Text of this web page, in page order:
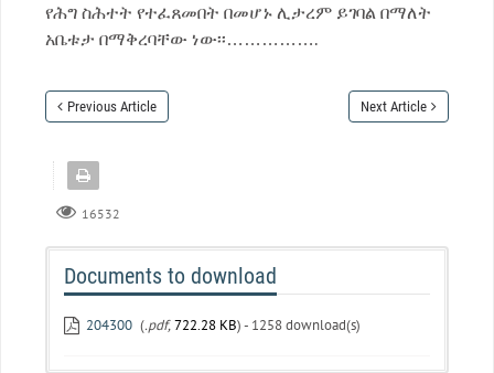
የሕግ ስሕተት የተፈጸመበት በመሆኑ ሊታረም ይገባል በማለት
አቤቱታ በማቅረባቸው ነው፡፡…………….
Previous Article Next Article
16532
Documents to download
204300 (.pdf,722.28 KB) - 1258 download(s)